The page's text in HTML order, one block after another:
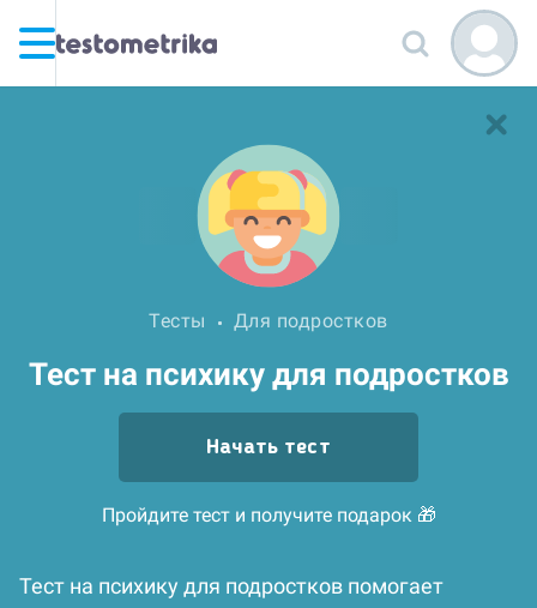
Тесты Для подростков
Тест на психику для подростков
Начать тест
Пройдите тест и получите подарок 🎁
Тест на психику для подростков помогает